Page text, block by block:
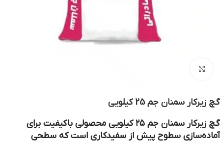
گچ زیرکار سمنان جم 25 کیلویی
گچ زیرکار سمنان جم ۲۵ کیلویی محصولی باکیفیت برای
آماده‌سازی سطوح پیش از سفیدکاری است که سطحی